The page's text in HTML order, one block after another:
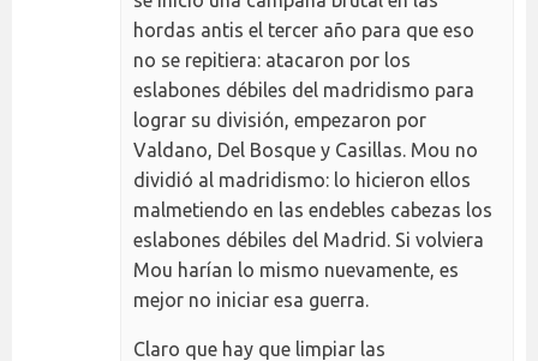
hordas antis el tercer año para que eso
no se repitiera: atacaron por los
eslabones débiles del madridismo para
lograr su división, empezaron por
Valdano, Del Bosque y Casillas. Mou no
dividió al madridismo: lo hicieron ellos
malmetiendo en las endebles cabezas los
eslabones débiles del Madrid. Si volviera
Mou harían lo mismo nuevamente, es
mejor no iniciar esa guerra.
Claro que hay que limpiar las